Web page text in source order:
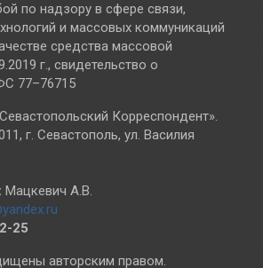
по надзору в сфере связи,
и массовых коммуникаций
средства массовой
г., свидетельство о
77–76715
Корреспондент».
г. Севастополь, ул. Василия
Мацкевич А.В.
25
авторским правом.